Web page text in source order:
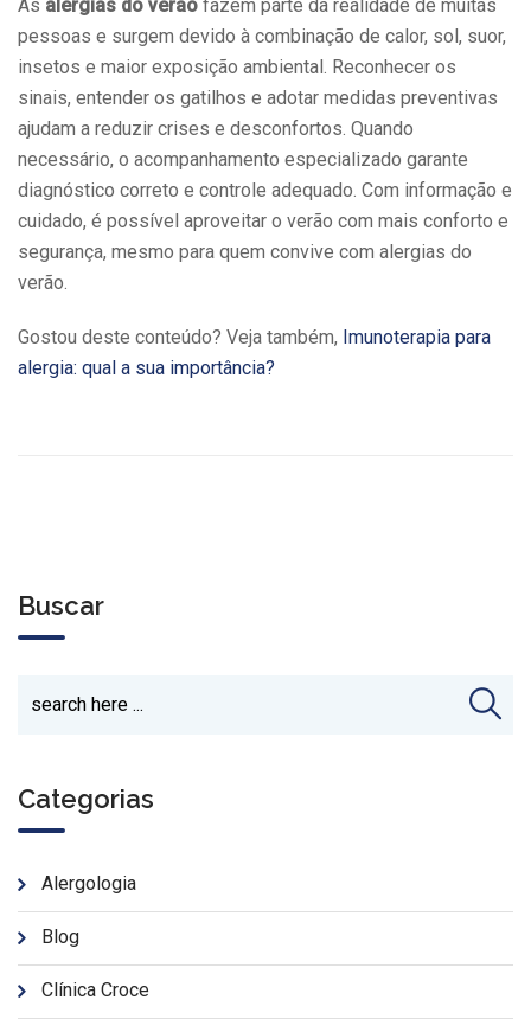
As alergias do verão fazem parte da realidade de muitas
pessoas e surgem devido à combinação de calor, sol, suor,
insetos e maior exposição ambiental. Reconhecer os
sinais, entender os gatilhos e adotar medidas preventivas
ajudam a reduzir crises e desconfortos. Quando
necessário, o acompanhamento especializado garante
diagnóstico correto e controle adequado. Com informação e
cuidado, é possível aproveitar o verão com mais conforto e
segurança, mesmo para quem convive com alergias do
verão.
Gostou deste conteúdo? Veja também, Imunoterapia para
alergia: qual a sua importância?
Buscar
Categorias
Alergologia
Blog
Clínica Croce